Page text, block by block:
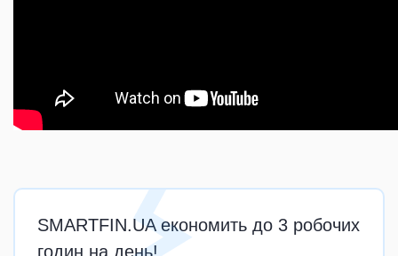
SMARTFIN.UA економить до 3 робочих
годин на день!